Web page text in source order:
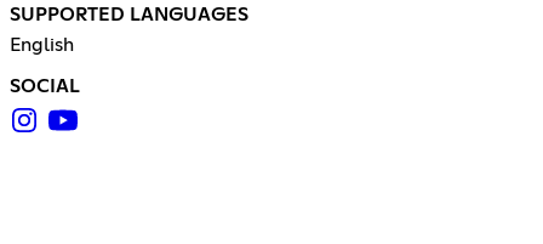
SUPPORTED LANGUAGES
English
SOCIAL